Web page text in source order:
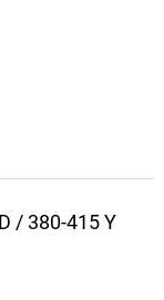
/ 380-415 Y